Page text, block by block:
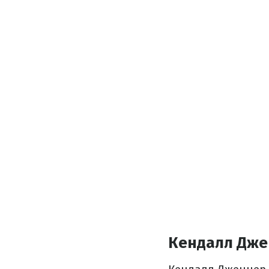
Кендалл